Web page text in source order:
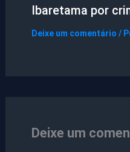
Ibaretama por
Deixe um comentário /
Deixe um